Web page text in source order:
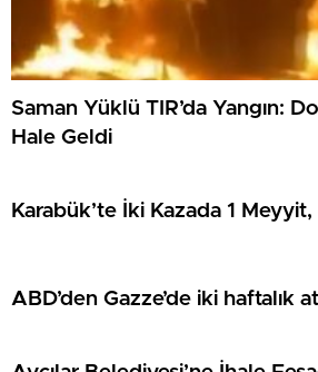
Saman Yüklü TIR’da Yangın:
Hale Geldi
Karabük’te İki Kazada 1 Meyyit,
ABD’den Gazze’de iki haftalık